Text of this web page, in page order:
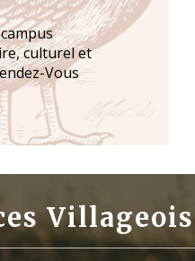
culturel et
Vous
Villageois